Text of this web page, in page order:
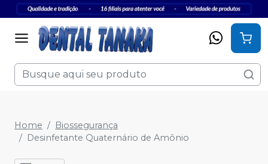
Home
Biossegurança
Desinfetante Quaternário de Amônio